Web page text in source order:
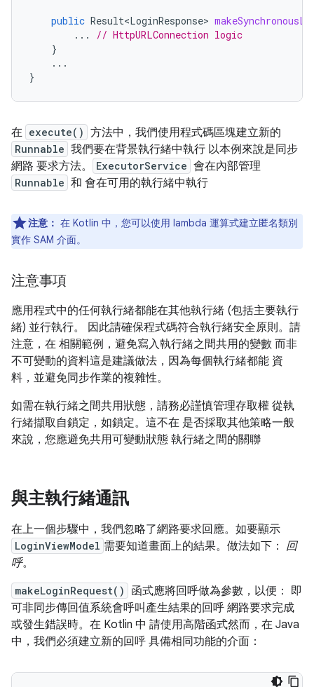
public Result<LoginResponse>
...
// HttpURLConnection logic
}
...
}
在 execute() 方法中，我們使用程式碼區塊建立新的
Runnable 我們要在背景執行緒中執行 以本例來說是同步
網路 要求方法。
ExecutorService 會在內部管理
Runnable 和 會在可用的執行緒中執行
注意： 在 Kotlin 中，您可以使用 lambda 運算式建立匿名類別
實作 SAM 介面。
注意事項
應用程式中的任何執行緒都能在其他執行緒 (包括主要執行
緒) 並行執行。 因此請確保程式碼符合執行緒安全原則。請
注意，在 相關範例，避免寫入執行緒之間共用的變數 而非
不可變動的資料這是建議做法，因為每個執行緒都能 資
料，並避免同步作業的複雜性。
如需在執行緒之間共用狀態，請務必謹慎管理存取權 從執
行緒擷取自鎖定，如鎖定。這不在 是否採取其他策略一般
來說，您應避免共用可變動狀態 執行緒之間的關聯
與主執行緒通訊
在上一個步驟中，我們忽略了網路要求回應。如要顯示
LoginViewModel 需要知道畫面上的結果。做法如下： 回
呼。
makeLoginRequest()
函式應將回呼做為參數，以便： 即
可非同步傳回值系統會呼叫產生結果的回呼 網路要求完成
或發生錯誤時。在 Kotlin 中 請使用高階函式然而，在 Java
中，我們必須建立新的回呼 具備相同功能的介面：